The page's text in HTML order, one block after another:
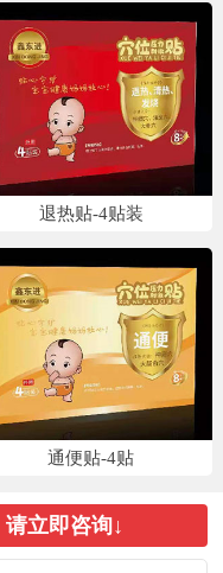
退热贴-4贴装
通便贴-4贴
立即咨询↓